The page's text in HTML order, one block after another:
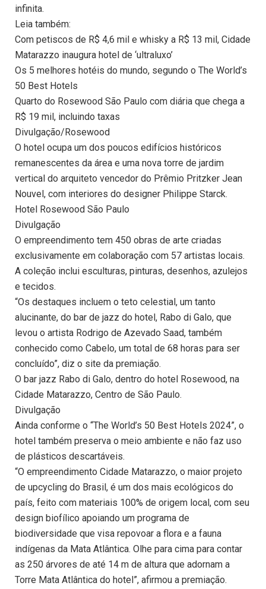
infinita.
Leia também:
Com petiscos de R$ 4,6 mil e whisky a R$ 13 mil, Cidade
Matarazzo inaugura hotel de ‘ultraluxo’
Os 5 melhores hotéis do mundo, segundo o The World’s
50 Best Hotels
Quarto do Rosewood São Paulo com diária que chega a
R$ 19 mil, incluindo taxas
Divulgação/Rosewood
O hotel ocupa um dos poucos edifícios históricos
remanescentes da área e uma nova torre de jardim
vertical do arquiteto vencedor do Prêmio Pritzker Jean
Nouvel, com interiores do designer Philippe Starck.
Hotel Rosewood São Paulo
Divulgação
O empreendimento tem 450 obras de arte criadas
exclusivamente em colaboração com 57 artistas locais.
A coleção inclui esculturas, pinturas, desenhos, azulejos
e tecidos.
“Os destaques incluem o teto celestial, um tanto
alucinante, do bar de jazz do hotel, Rabo di Galo, que
levou o artista Rodrigo de Azevado Saad, também
conhecido como Cabelo, um total de 68 horas para ser
concluído”, diz o site da premiação.
O bar jazz Rabo di Galo, dentro do hotel Rosewood, na
Cidade Matarazzo, Centro de São Paulo.
Divulgação
Ainda conforme o “The World’s 50 Best Hotels 2024”, o
hotel também preserva o meio ambiente e não faz uso
de plásticos descartáveis.
“O empreendimento Cidade Matarazzo, o maior projeto
de upcycling do Brasil, é um dos mais ecológicos do
país, feito com materiais 100% de origem local, com seu
design biofílico apoiando um programa de
biodiversidade que visa repovoar a flora e a fauna
indígenas da Mata Atlântica. Olhe para cima para contar
as 250 árvores de até 14 m de altura que adornam a
Torre Mata Atlântica do hotel”, afirmou a premiação.